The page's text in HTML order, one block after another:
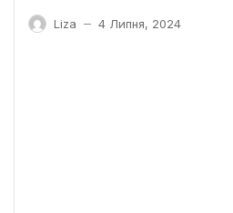
Liza — 4 Липня, 2024